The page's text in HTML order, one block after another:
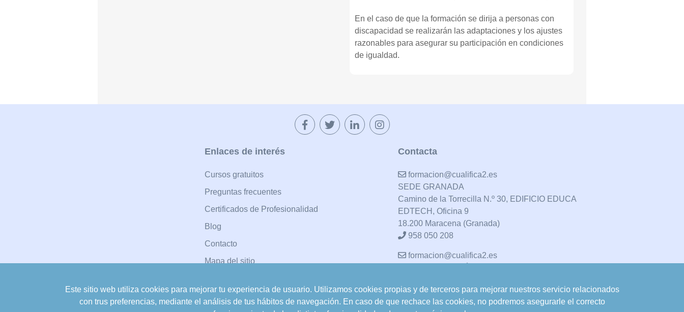
En el caso de que la formación se dirija a personas con
discapacidad se realizarán las adaptaciones y los ajustes
razonables para asegurar su participación en condiciones
de igualdad.
Enlaces de interés
Cursos gratuitos
Preguntas frecuentes
Certificados de Profesionalidad
Blog
Contacto
Mapa del sitio
Contacta
formacion@cualifica2.es
SEDE GRANADA
Camino de la Torrecilla N.º 30, EDIFICIO EDUCA
EDTECH, Oficina 9
18.200 Maracena (Granada)
958 050 208
formacion@cualifica2.es
23485 Pozo Alcón (Jaén)
958 050 208
Este sitio web utiliza cookies para mejorar tu experiencia de usuario. Utilizamos cookies propias y de terceros para mejorar nuestros servicio relacionados
con trus preferencias, mediante el análisis de tus hábitos de navegación. En caso de que rechace las cookies, no podremos asegurarle el correcto